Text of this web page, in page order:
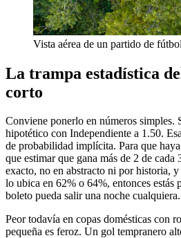
Vista aérea de un partido de
La trampa estadística
corto
Conviene ponerlo en números simples.
hipotético con Independiente a 1.50.
de probabilidad implícita. Para que
que estimar que gana más de 2 de cada
exacto, no en abstracto ni por historia,
lo ubica en 62% o 64%, entonces estás
boleto pueda salir una noche
Peor todavía en copas domésticas con
pequeña es feroz. Un gol tempranero